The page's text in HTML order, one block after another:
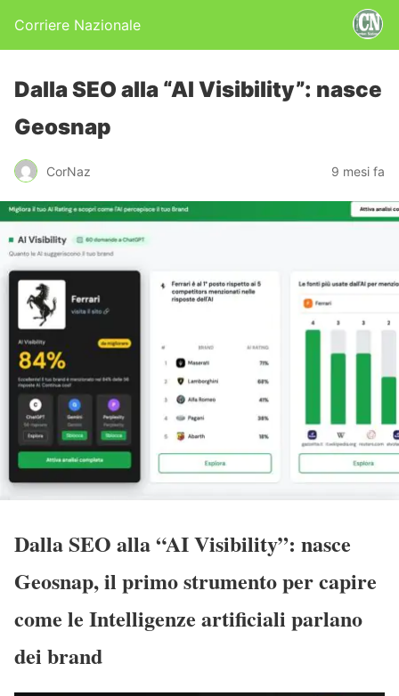
Corriere Nazionale
Dalla SEO alla “AI Visibility”: nasce
Geosnap
CorNaz 9 mesi fa
Dalla SEO alla “AI Visibility”: nasce
Geosnap, il primo strumento per capire
come le Intelligenze artificiali parlano
dei brand